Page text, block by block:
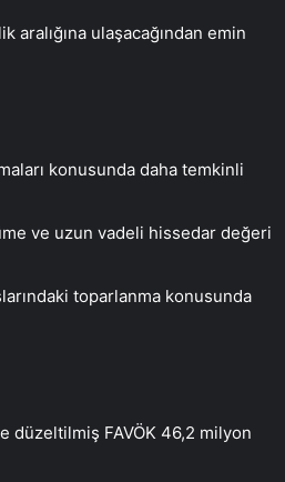
aralığına ulaşacağından emin
konusunda daha temkinli
ve uzun vadeli hissedar değeri
toparlanma konusunda
düzeltilmiş FAVÖK 46,2 milyon